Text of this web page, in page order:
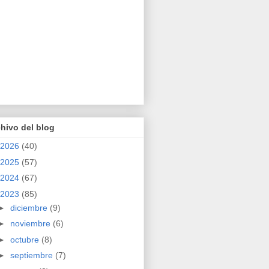
del blog
2026 (40)
2025 (57)
2024 (67)
2023 (85)
diciembre (9)
noviembre (6)
octubre (8)
septiembre (7)